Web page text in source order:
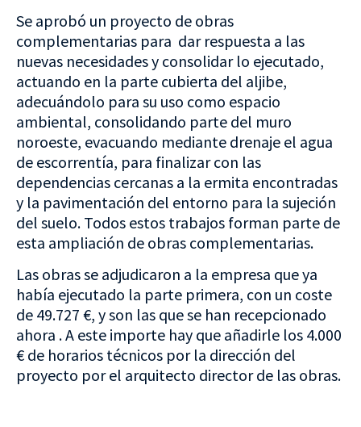
Se aprobó un proyecto de obras
complementarias para dar respuesta a las
nuevas necesidades y consolidar lo ejecutado,
actuando en la parte cubierta del aljibe,
adecuándolo para su uso como espacio
ambiental, consolidando parte del muro
noroeste, evacuando mediante drenaje el agua
de escorrentía, para finalizar con las
dependencias cercanas a la ermita encontradas
y la pavimentación del entorno para la sujeción
del suelo. Todos estos trabajos forman parte de
esta ampliación de obras complementarias.
Las obras se adjudicaron a la empresa que ya
había ejecutado la parte primera, con un coste
de 49.727 €, y son las que se han recepcionado
ahora . A este importe hay que añadirle los 4.000
€ de horarios técnicos por la dirección del
proyecto por el arquitecto director de las obras.